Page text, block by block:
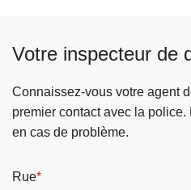
Votre inspecteur de
Connaissez-vous votre agent
premier contact avec la
en cas de problème.
Rue